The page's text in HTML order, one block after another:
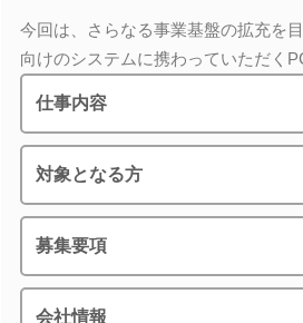
今回は、さらなる事業基盤の拡充を
向けのシステムに携わっていただく
仕事内容
対象となる方
募集要項
会社情報